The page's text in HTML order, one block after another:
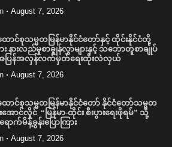
August 7, 2026
ောင်စုသမ္မတမြန်မာနိုင်ငံတော်နှင့် ထိုင်းနိုင်ငံတို့
နားလည်မှုစာချွန်လွှာများနှင့် သဘောတူစာချုပ်
အပြန်အလှန်လက်မှတ်ရေးထိုးလဲလှယ်
August 7, 2026
ောင်စုသမ္မတမြန်မာနိုင်ငံတော် နိုင်ငံတော်သမ္မတ
အောင်လှိုင် “မြန်မာ-ထိုင်း စီးပွားရေးဖိုရမ်” သို့
က်မိန့်ခွန်းပြောကြား
August 7, 2026